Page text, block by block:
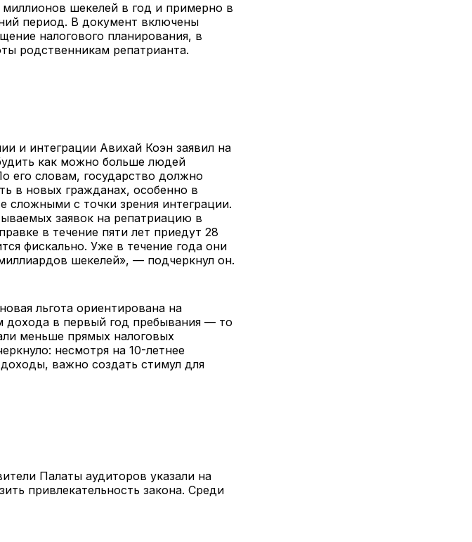
шекелей в год и примерно в
период. В документ включены
налогового планирования, в
родственникам репатрианта.
и интеграции Авихай Коэн заявил на
как можно больше людей
его словам, государство должно
в новых гражданах, особенно в
сложными с точки зрения интеграции.
заявок на репатриацию в
в течение пяти лет приедут 28
фискально. Уже в течение года они
шекелей», — подчеркнул он.
льгота ориентирована на
дохода в первый год пребывания — то
меньше прямых налоговых
несмотря на 10-летнее
важно создать стимул для
Палаты аудиторов указали на
привлекательность закона. Среди